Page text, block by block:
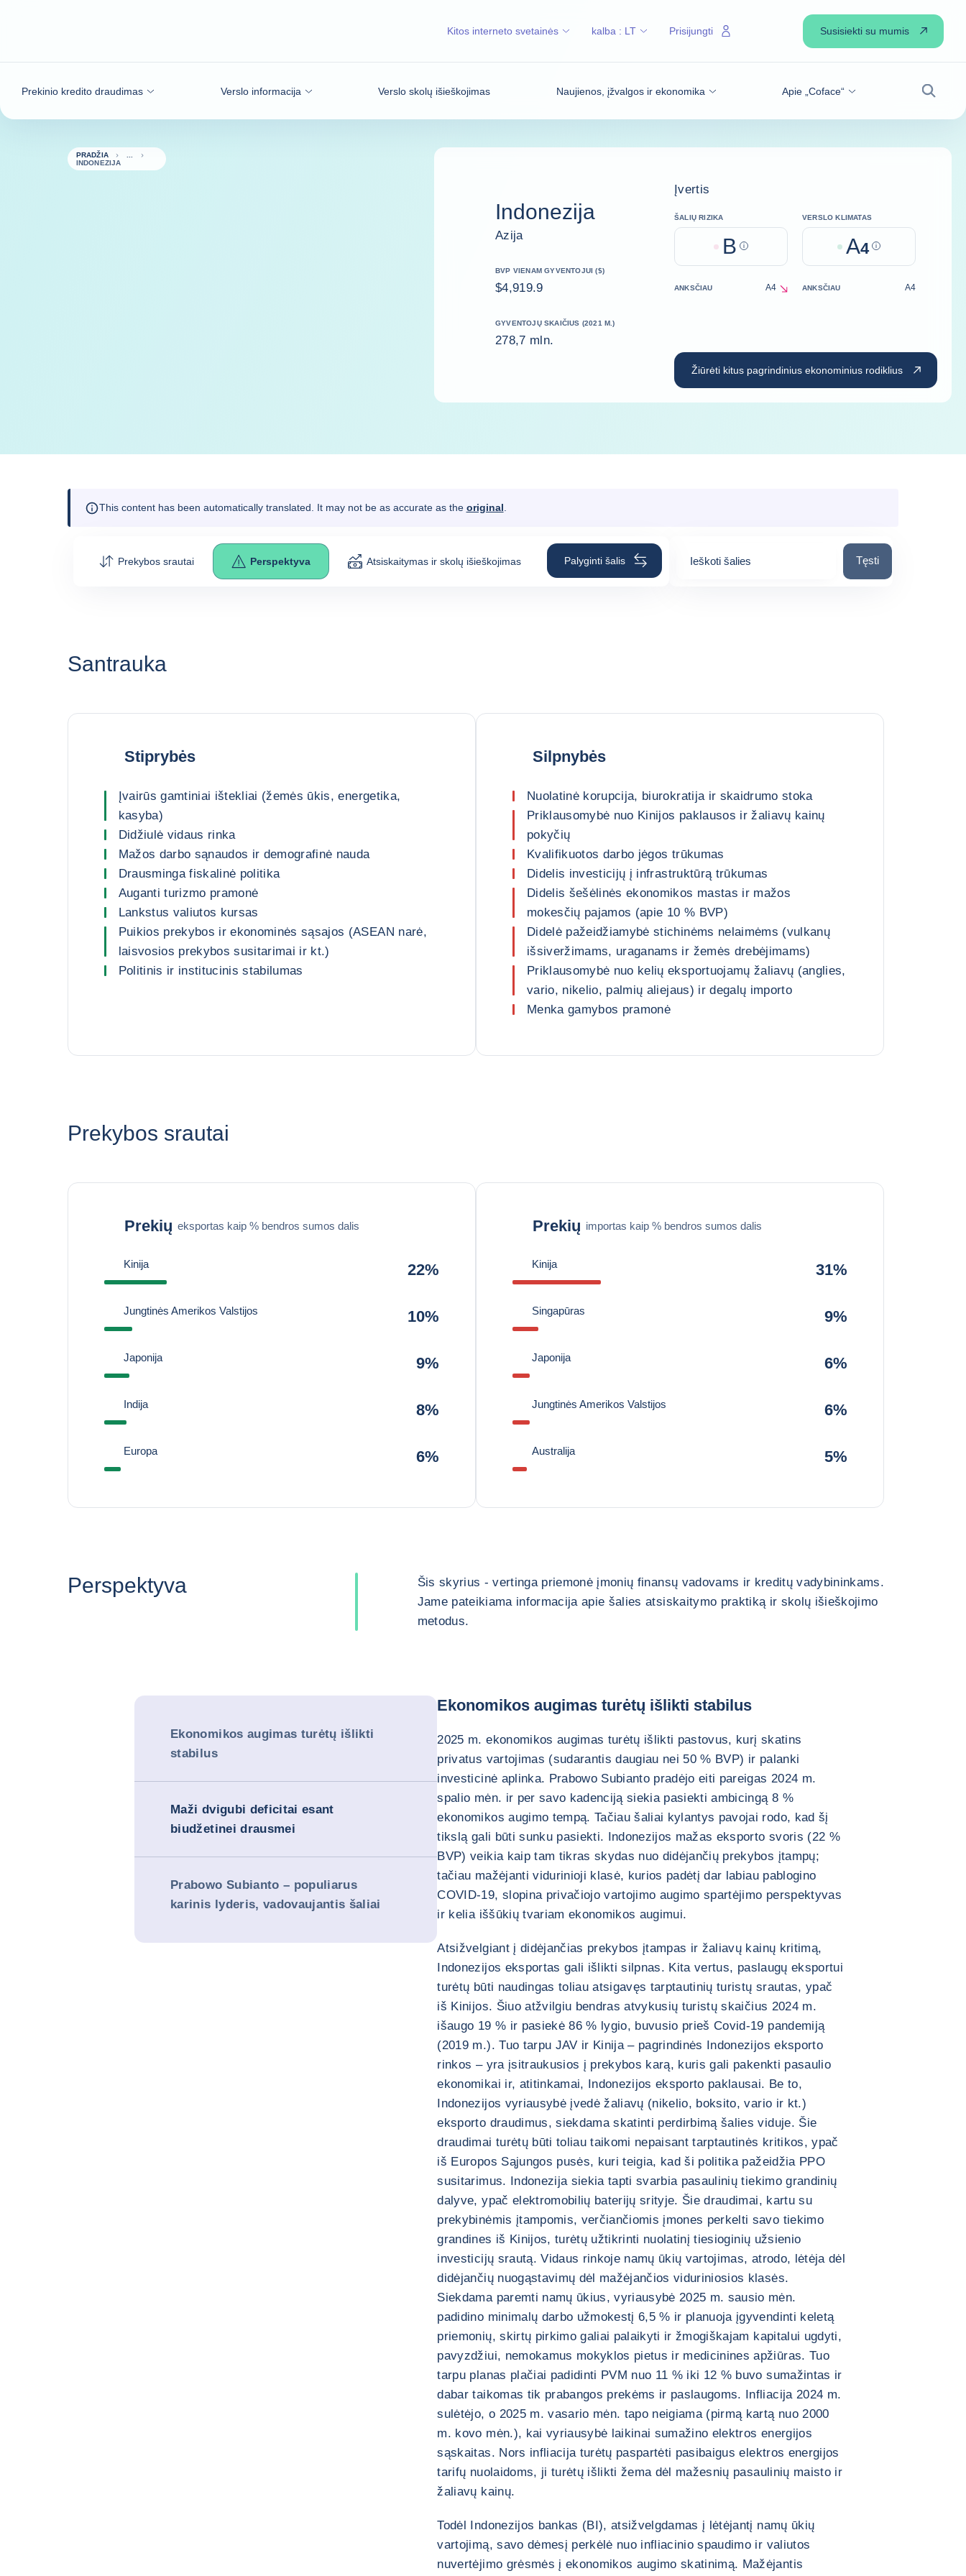
Prekinio kredito draudimas Verslo informacija Verslo skolų išieškojimas Naujienos, įžvalgos ir ekonomika Apie „Coface“
Paieška
Kitos interneto svetainės kalba : LT Prisijungti Susisiekti su mumis
PRADŽIA
INDONEZIJA
Indonezija
Azija
BVP VIENAM GYVENTOJUI ($)
$4,919.9
GYVENTOJŲ SKAIČIUS (2021 M.)
278,7 mln.
Įvertis
ŠALIŲ RIZIKA
B Help
VERSLO KLIMATAS
A4 Help
ANKSČIAU A4
decrease ANKSČIAU A4
Žiūrėti kitus pagrindinius ekonominius rodiklius
This content has been automatically translated. It may not be as accurate as the original
Prekybos srautai Perspektyva Atsiskaitymas ir skolų išieškojimas Palyginti šalis Ieškoti šalies Ieškoti šalies
Tęsti
Santrauka
Stiprybės
Įvairūs gamtiniai ištekliai (žemės ūkis, energetika,
kasyba)
Didžiulė vidaus rinka
Mažos darbo sąnaudos ir demografinė nauda
Drausminga fiskalinė politika
Auganti turizmo pramonė
Lankstus valiutos kursas
Puikios prekybos ir ekonominės sąsajos (ASEAN narė,
laisvosios prekybos susitarimai ir kt.)
Politinis ir institucinis stabilumas
Silpnybės
Nuolatinė korupcija, biurokratija ir skaidrumo stoka
Priklausomybė nuo Kinijos paklausos ir žaliavų kainų
pokyčių
Kvalifikuotos darbo jėgos trūkumas
Didelis investicijų į infrastruktūrą trūkumas
Didelis šešėlinės ekonomikos mastas ir mažos
mokesčių pajamos (apie 10 % BVP)
Didelė pažeidžiamybė stichinėms nelaimėms (vulkanų
išsiveržimams, uraganams ir žemės drebėjimams)
Priklausomybė nuo kelių eksportuojamų žaliavų (anglies,
vario, nikelio, palmių aliejaus) ir degalų importo
Menka gamybos pramonė
Prekybos srautai
Prekių eksportas kaip % bendros sumos dalis
Kinija 22%
Jungtinės Amerikos Valstijos 10%
Japonija 9%
Indija 8%
Europa 6%
Prekių importas kaip % bendros sumos dalis
Kinija 31%
Singapūras 9%
Japonija 6%
Jungtinės Amerikos Valstijos 6%
Australija 5%
Perspektyva
Šis skyrius - vertinga priemonė įmonių finansų vadovams ir kreditų vadybininkams.
Jame pateikiama informacija apie šalies atsiskaitymo praktiką ir skolų išieškojimo
metodus.
Ekonomikos augimas turėtų išlikti
stabilus
Maži dvigubi deficitai esant
biudžetinei drausmei
Prabowo Subianto – populiarus
karinis lyderis, vadovaujantis šaliai
Ekonomikos augimas turėtų išlikti stabilus
2025 m. ekonomikos augimas turėtų išlikti pastovus, kurį skatins
privatus vartojimas (sudarantis daugiau nei 50 % BVP) ir palanki
investicinė aplinka. Prabowo Subianto pradėjo eiti pareigas 2024 m.
spalio mėn. ir per savo kadenciją siekia pasiekti ambicingą 8 %
ekonomikos augimo tempą. Tačiau šaliai kylantys pavojai rodo, kad šį
tikslą gali būti sunku pasiekti. Indonezijos mažas eksporto svoris (22 %
BVP) veikia kaip tam tikras skydas nuo didėjančių prekybos įtampų;
tačiau mažėjanti vidurinioji klasė, kurios padėtį dar labiau pablogino
COVID-19, slopina privačiojo vartojimo augimo spartėjimo perspektyvas
ir kelia iššūkių tvariam ekonomikos augimui.
Atsižvelgiant į didėjančias prekybos įtampas ir žaliavų kainų kritimą,
Indonezijos eksportas gali išlikti silpnas. Kita vertus, paslaugų eksportui
turėtų būti naudingas toliau atsigavęs tarptautinių turistų srautas, ypač
iš Kinijos. Šiuo atžvilgiu bendras atvykusių turistų skaičius 2024 m.
išaugo 19 % ir pasiekė 86 % lygio, buvusio prieš Covid-19 pandemiją
(2019 m.). Tuo tarpu JAV ir Kinija – pagrindinės Indonezijos eksporto
rinkos – yra įsitraukusios į prekybos karą, kuris gali pakenkti pasaulio
ekonomikai ir, atitinkamai, Indonezijos eksporto paklausai. Be to,
Indonezijos vyriausybė įvedė žaliavų (nikelio, boksito, vario ir kt.)
eksporto draudimus, siekdama skatinti perdirbimą šalies viduje. Šie
draudimai turėtų būti toliau taikomi nepaisant tarptautinės kritikos, ypač
iš Europos Sąjungos pusės, kuri teigia, kad ši politika pažeidžia PPO
susitarimus. Indonezija siekia tapti svarbia pasaulinių tiekimo grandinių
dalyve, ypač elektromobilių baterijų srityje. Šie draudimai, kartu su
prekybinėmis įtampomis, verčiančiomis įmones perkelti savo tiekimo
grandines iš Kinijos, turėtų užtikrinti nuolatinį tiesioginių užsienio
investicijų srautą. Vidaus rinkoje namų ūkių vartojimas, atrodo, lėtėja dėl
didėjančių nuogąstavimų dėl mažėjančios viduriniosios klasės.
Siekdama paremti namų ūkius, vyriausybė 2025 m. sausio mėn.
padidino minimalų darbo užmokestį 6,5 % ir planuoja įgyvendinti keletą
priemonių, skirtų pirkimo galiai palaikyti ir žmogiškajam kapitalui ugdyti,
pavyzdžiui, nemokamus mokyklos pietus ir medicinines apžiūras. Tuo
tarpu planas plačiai padidinti PVM nuo 11 % iki 12 % buvo sumažintas ir
dabar taikomas tik prabangos prekėms ir paslaugoms. Infliacija 2024 m.
sulėtėjo, o 2025 m. vasario mėn. tapo neigiama (pirmą kartą nuo 2000
m. kovo mėn.), kai vyriausybė laikinai sumažino elektros energijos
sąskaitas. Nors infliacija turėtų paspartėti pasibaigus elektros energijos
tarifų nuolaidoms, ji turėtų išlikti žema dėl mažesnių pasaulinių maisto ir
žaliavų kainų.
Todėl Indonezijos bankas (BI), atsižvelgdamas į lėtėjantį namų ūkių
vartojimą, savo dėmesį perkėlė nuo infliacinio spaudimo ir valiutos
nuvertėjimo grėsmės į ekonomikos augimo skatinimą. Mažėjantis